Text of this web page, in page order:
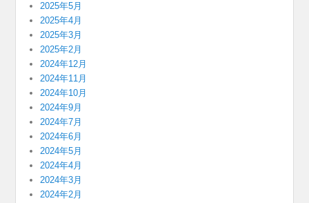
2025年5月
2025年4月
2025年3月
2025年2月
2024年12月
2024年11月
2024年10月
2024年9月
2024年7月
2024年6月
2024年5月
2024年4月
2024年3月
2024年2月